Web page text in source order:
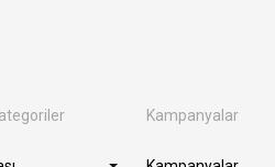
Kampanyalar